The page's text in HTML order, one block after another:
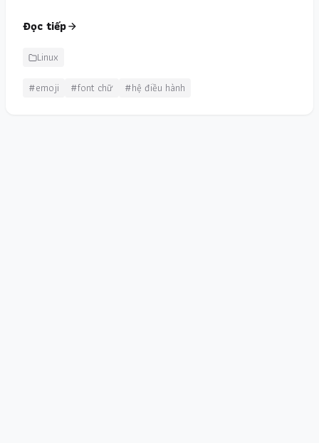
Đọc tiếp
Linux
#emoji
#font chữ #hệ điều hành